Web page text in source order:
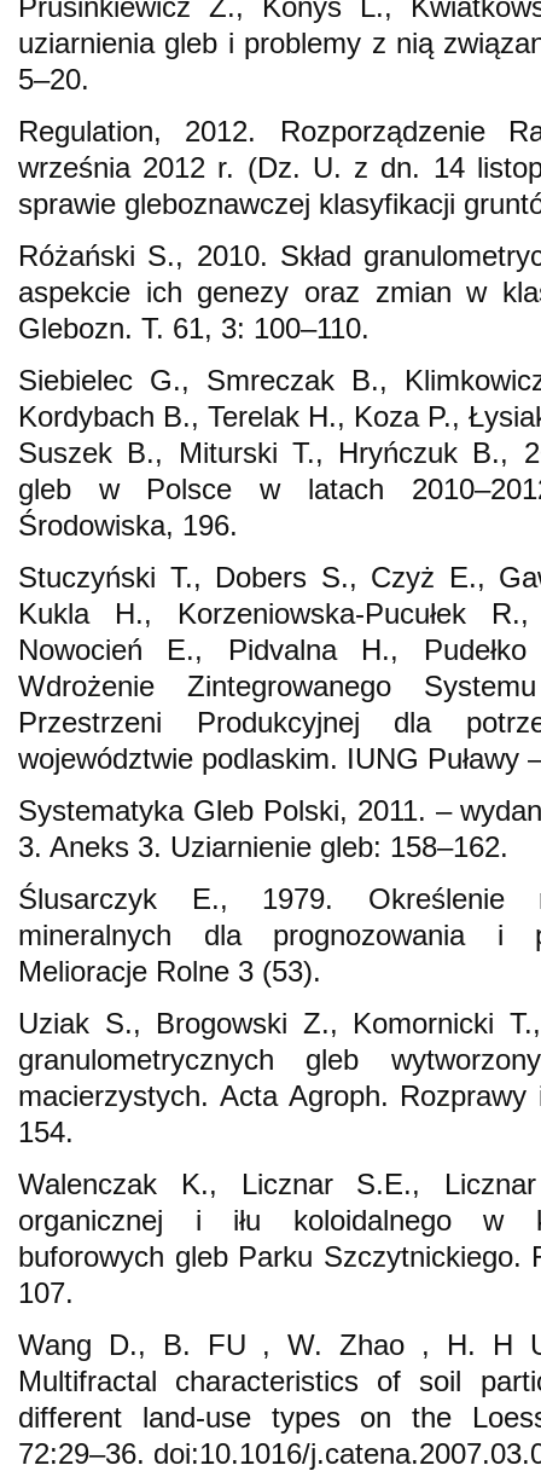
Prusinkiewicz Z., Konys L.,
uziarnienia gleb i problemy z nią
5–20.
Regulation, 2012. Rozporządzenie
września 2012 r. (Dz. U. z dn. 14
sprawie gleboznawczej klasyfikacji
Różański S., 2010. Skład
aspekcie ich genezy oraz zmian w
Glebozn. T. 61, 3: 100–110.
Siebielec G., Smreczak B.,
Kordybach B., Terelak H., Koza P.,
Suszek B., Miturski T., Hryńczuk B.,
gleb w Polsce w latach
Środowiska, 196.
Stuczyński T., Dobers S., Czyż E.,
Kukla H., Korzeniowska-Pucułek
Nowocień E., Pidvalna H.,
Wdrożenie Zintegrowanego
Przestrzeni Produkcyjnej dla
województwie podlaskim. IUNG Puławy
Systematyka Gleb Polski, 2011. –
3. Aneks 3. Uziarnienie gleb: 158–162.
Ślusarczyk E., 1979. Określenie
mineralnych dla prognozowania i
Melioracje Rolne 3 (53).
Uziak S., Brogowski Z., Komornicki
granulometrycznych gleb
macierzystych. Acta Agroph.
154.
Walenczak K., Licznar S.E.,
organicznej i iłu koloidalnego w
buforowych gleb Parku Szczytnickiego.
107.
Wang D., B. FU , W. Zhao , H. H
Multifractal characteristics of soil
different land-use types on the
72:29–36. doi:10.1016/